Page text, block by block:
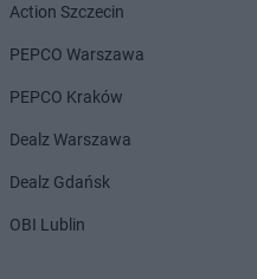
Action Szczecin
PEPCO Warszawa
PEPCO Kraków
Dealz Warszawa
Dealz Gdańsk
OBI Lublin